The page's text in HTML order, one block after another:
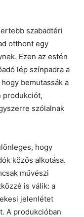
szabadtéri
otthont egy
Ezen az estén
lép színpadra a
bemutassák a
produkciót,
szólalnak
hogy
közös alkotása.
művészi
is válik: a
jelenlétet
A produkcióban